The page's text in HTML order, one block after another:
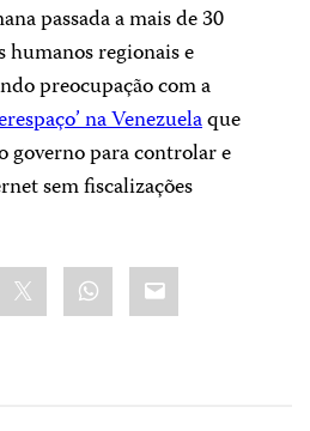
passada a mais de 30
humanos regionais e
preocupação com a
na Venezuelaque
governo para controlar e
sem fiscalizações
WhatsApp
Email